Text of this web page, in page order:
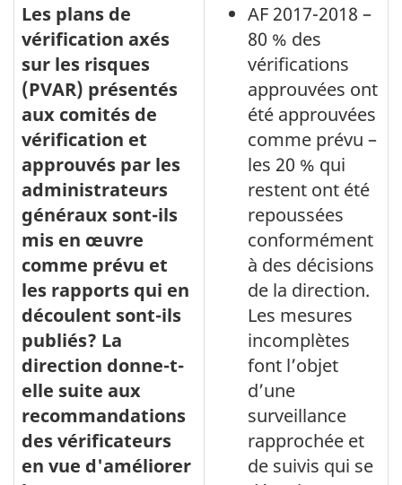
Les plans de
vérification axés
sur les risques
(PVAR) présentés
aux comités de
vérification et
approuvés par les
administrateurs
généraux sont-ils
mis en œuvre
comme prévu et
les rapports qui en
découlent sont-ils
publiés? La
direction donne-t-
elle suite aux
recommandations
des vérificateurs
en vue d'améliorer
AF 2017-2018 –
80 % des
vérifications
approuvées ont
été approuvées
comme prévu –
les 20 % qui
restent ont été
repoussées
conformément
à des décisions
de la direction.
Les mesures
incomplètes
font l’objet
d’une
surveillance
rapprochée et
de suivis qui se